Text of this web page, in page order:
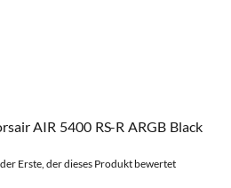
AIR 5400 RS-R ARGB Black
der Erste, der dieses Produkt bewertet